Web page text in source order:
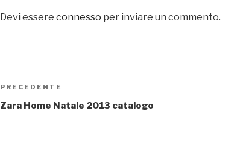
Devi essere connesso per inviare un commento.
Navigazione
articoli
Articolo
precedente:
PRECEDENTE
Zara Home Natale 2013 catalogo